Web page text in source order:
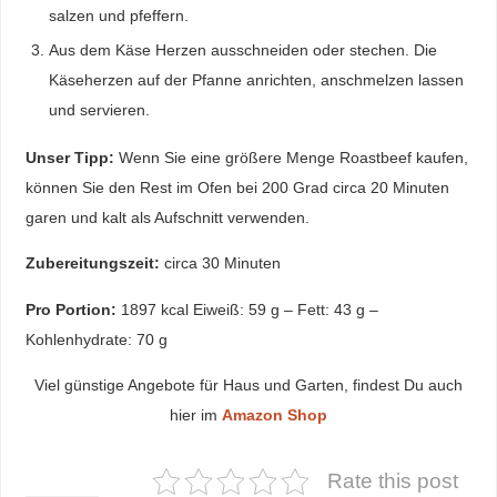
salzen und pfeffern.
Aus dem Käse Herzen ausschneiden oder stechen. Die
Käseherzen auf der Pfanne anrichten, anschmelzen lassen
und servieren.
Unser Tipp: Wenn Sie eine größere Menge Roastbeef kaufen,
können Sie den Rest im Ofen bei 200 Grad circa 20 Minuten
garen und kalt als Aufschnitt verwenden.
Zubereitungszeit: circa 30 Minuten
Pro Portion: 1897 kcal Eiweiß: 59 g – Fett: 43 g –
Kohlenhydrate: 70 g
Viel günstige Angebote für Haus und Garten, findest Du auch
hier im Amazon Shop
Rate this post